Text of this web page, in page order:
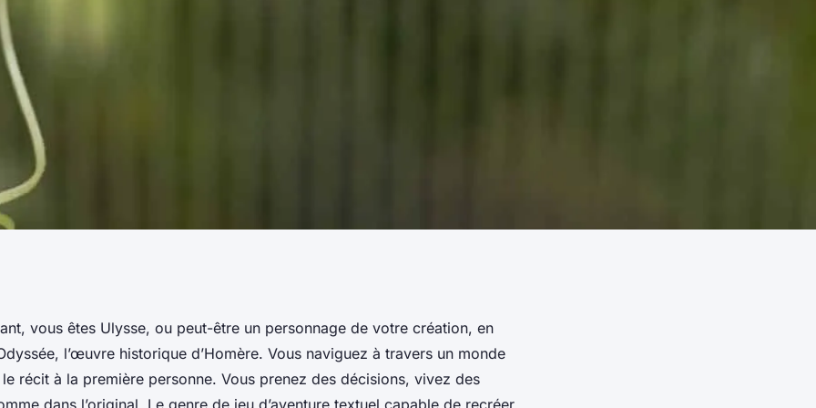
textuel
vous êtes Ulysse, ou peut-être un personnage de votre création, en
l’œuvre historique d’Homère. Vous naviguez à travers un monde
récit à la première personne. Vous prenez des décisions, vivez des
dans l’original. Le genre de jeu d’aventure textuel capable de recréer